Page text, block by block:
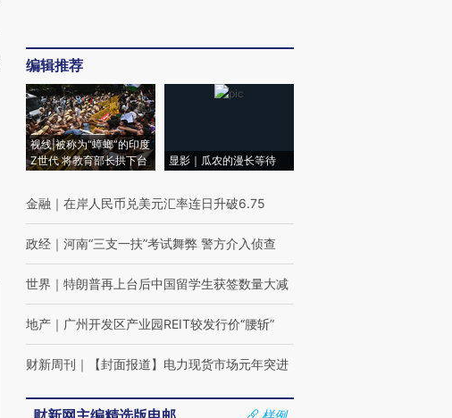
编辑推荐
视线|被称为“蟑螂”的印度
Z世代 将教育部长拱下台
显影｜瓜农的漫长等待
金融 ｜ 在岸人民币兑美元汇率连日升破6.75
政经 ｜ 河南“三支一扶”考试舞弊 警方介入侦查
世界 ｜ 特朗普再上台后中国留学生获签数量大减
地产 ｜ 广州开发区产业园REIT较发行价“腰斩”
财新周刊 ｜ 【封面报道】电力现货市场元年突进